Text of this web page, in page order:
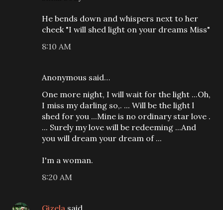
He bends down and whispers next to her
cheek "I will shed light on your dreams Miss"
8:10 AM
Anonymous said…
One more night, I will wait for the light ...Oh,
I miss my darling so,. ... Will be the light l
shed for you ...Mine is no ordinary star love .
... Surely my love will be redeeming ...And
you will dream your dream of ...
I'm a woman.
8:20 AM
Gizela said…